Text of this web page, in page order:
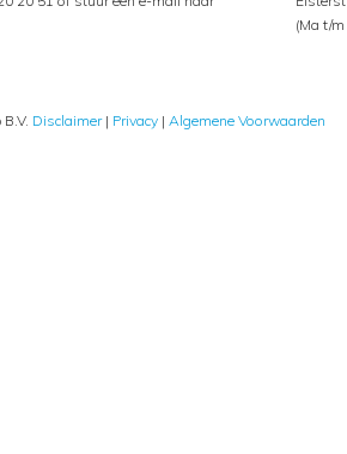
(Ma t/
Disclaimer| Privacy | Algemene Voorwaarden